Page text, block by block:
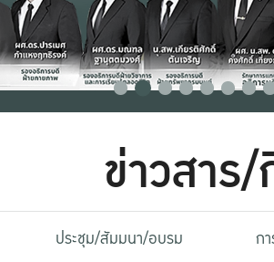
ข่าวสาร
ประชุม/สัมมนา/อบรม ก